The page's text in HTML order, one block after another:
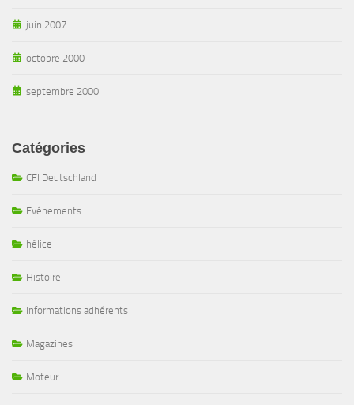
juin 2007
octobre 2000
septembre 2000
Catégories
CFI Deutschland
Evénements
hélice
Histoire
Informations adhérents
Magazines
Moteur